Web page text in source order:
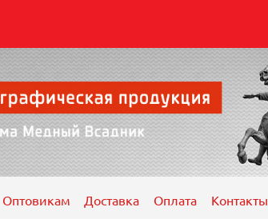
Оптовикам Доставка Оплата Контакты